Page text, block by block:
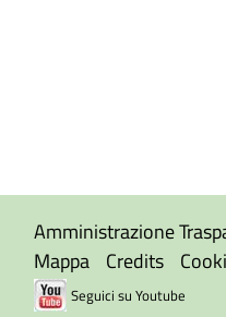
Amministrazione
Mappa Credits
Seguici su Youtube